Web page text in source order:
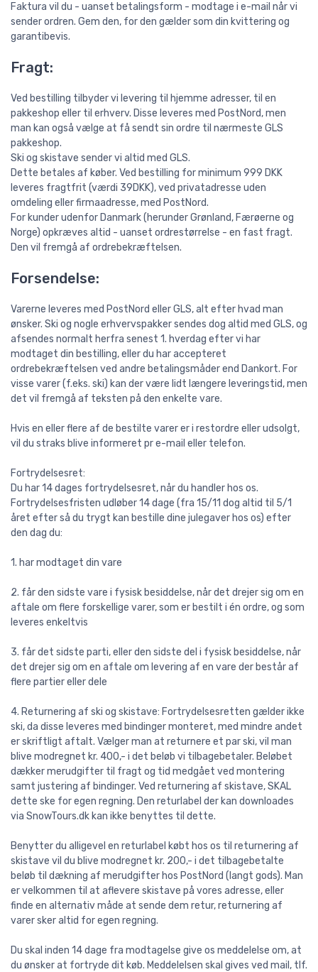
Faktura vil du - uanset betalingsform - modtage i e-mail når vi
sender ordren. Gem den, for den gælder som din kvittering og
garantibevis.
Fragt:
Ved bestilling tilbyder vi levering til hjemme adresser, til en
pakkeshop eller til erhverv. Disse leveres med PostNord, men
man kan også vælge at få sendt sin ordre til nærmeste GLS
pakkeshop.
Ski og skistave sender vi altid med GLS.
Dette betales af køber. Ved bestilling for minimum 999 DKK
leveres fragtfrit (værdi 39DKK), ved privatadresse uden
omdeling eller firmaadresse, med PostNord.
For kunder udenfor Danmark (herunder Grønland, Færøerne og
Norge) opkræves altid - uanset ordrestørrelse - en fast fragt.
Den vil fremgå af ordrebekræftelsen.
Forsendelse:
Varerne leveres med PostNord eller GLS, alt efter hvad man
ønsker. Ski og nogle erhvervspakker sendes dog altid med GLS, og
afsendes normalt herfra senest 1. hverdag efter vi har
modtaget din bestilling, eller du har accepteret
ordrebekræftelsen ved andre betalingsmåder end Dankort. For
visse varer (f.eks. ski) kan der være lidt længere leveringstid, men
det vil fremgå af teksten på den enkelte vare.
Hvis en eller flere af de bestilte varer er i restordre eller udsolgt,
vil du straks blive informeret pr e-mail eller telefon.
Fortrydelsesret:
Du har 14 dages fortrydelsesret, når du handler hos os.
Fortrydelsesfristen udløber 14 dage (fra 15/11 dog altid til 5/1
året efter så du trygt kan bestille dine julegaver hos os) efter
den dag du:
1. har modtaget din vare
2. får den sidste vare i fysisk besiddelse, når det drejer sig om en
aftale om flere forskellige varer, som er bestilt i én ordre, og som
leveres enkeltvis
3. får det sidste parti, eller den sidste del i fysisk besiddelse, når
det drejer sig om en aftale om levering af en vare der består af
flere partier eller dele
4. Returnering af ski og skistave: Fortrydelsesretten gælder ikke
ski, da disse leveres med bindinger monteret, med mindre andet
er skriftligt aftalt. Vælger man at returnere et par ski, vil man
blive modregnet kr. 400,- i det beløb vi tilbagebetaler. Beløbet
dækker merudgifter til fragt og tid medgået ved montering
samt justering af bindinger. Ved returnering af skistave, SKAL
dette ske for egen regning. Den returlabel der kan downloades
via SnowTours.dk kan ikke benyttes til dette.
Benytter du alligevel en returlabel købt hos os til returnering af
skistave vil du blive modregnet kr. 200,- i det tilbagebetalte
beløb til dækning af merudgifter hos PostNord (langt gods). Man
er velkommen til at aflevere skistave på vores adresse, eller
finde en alternativ måde at sende dem retur, returnering af
varer sker altid for egen regning.
Du skal inden 14 dage fra modtagelse give os meddelelse om, at
du ønsker at fortryde dit køb. Meddelelsen skal gives ved mail, tlf.